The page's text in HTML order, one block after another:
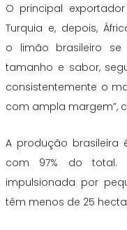
O principal
Turquia e, depois,
o limão brasileiro se
tamanho e sabor,
consistentemente o
com ampla margem”,
A produção brasileira
com 97% do total.
impulsionada por
têm menos de 25